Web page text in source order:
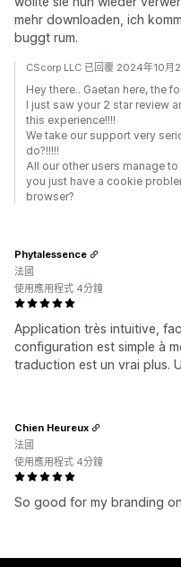
mehr downloaden, ich
buggt rum.
CScorp LLC 已回覆 2024年10月
Hey there.. Gaetan here, the
I just saw your 2 star review
this experience!!!!
We take our support very
do?!!!!!
All our other users manage
you just have a cookie
browser?
Application très intuitive,
configuration est simple à
traduction est un vrai plus.
Phytalessence
法國
使用應用程式 4分鐘
So good for my branding
Chien Heureux
法國
使用應用程式 4分鐘